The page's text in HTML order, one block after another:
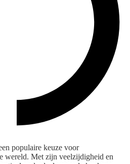
populaire keuze voor
wereld. Met zijn veelzijdigheid en